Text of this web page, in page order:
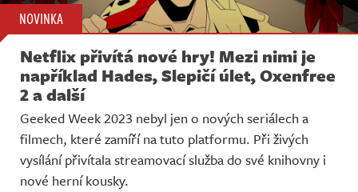
NOVINKA
Netflix přivítá nové hry! Mezi nimi je
například Hades, Slepičí úlet, Oxenfree
2 a další
Geeked Week 2023 nebyl jen o nových seriálech a
filmech, které zamíří na tuto platformu. Při živých
vysílání přivítala streamovací služba do své knihovny i
nové herní kousky.